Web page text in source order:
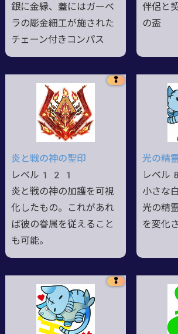
銀に金縁、蓋にはガーベ
ラの彫金細工が施された
チェーン付きコンパス
伴侶と
の盃
❢
炎と戦の神の聖印
レベル121
炎と戦の神の加護を可視
化したもの。これがあれ
ば彼の眷属を従えること
も可能。
光の精
レベ
小さな
光の精
を変化
❢